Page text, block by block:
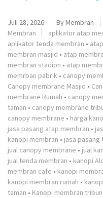
Juli 28, 2026 ByMembran
Membran
aplikator atap
aplikator tenda membran •
membran masjid • atap
membran stadion • atap
memrban pabrik • canopy
Canopy membrane Masjid •
membrane Rumah • canopy
taman • canopy membrane
canopy membrane • harga
jasa pasang atap membran •
kanopi membran • jasa pasang
jual canopy membrane • jual
jual tenda membran • kanopi
membran cafe • kanopi
kanopi membran rumah •
taman • Kanopi membran tribun